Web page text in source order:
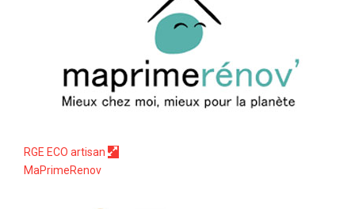
RGE ECO artisan
MaPrimeRenov